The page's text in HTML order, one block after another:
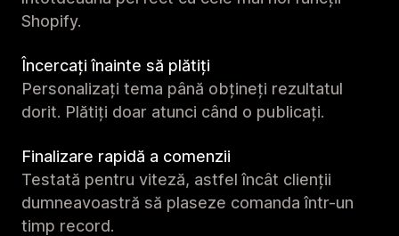
Shopify.
Încercați înainte să plătiți
Personalizați tema până obțineți rezultatul
dorit. Plătiți doar atunci când o publicați.
Finalizare rapidă a comenzii
Testată pentru viteză, astfel încât clienții
dumneavoastră să plaseze comanda într-un
timp record.